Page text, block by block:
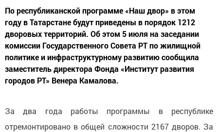
По республиканской программе «Наш двор» в этом
году в Татарстане будут приведены в порядок 1212
дворовых территорий. Об этом 5 июля на заседании
комиссии Государственного Совета РТ по жилищной
политике и инфраструктурному развитию сообщила
заместитель директора Фонда «Институт развития
городов РТ» Венера Камалова.
За два года работы программы в республике
отремонтировано в общей сложности 2167 дворов. За